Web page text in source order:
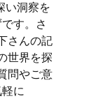
い洞察を
す。さ
さんの記
世界を探
問やご意
に